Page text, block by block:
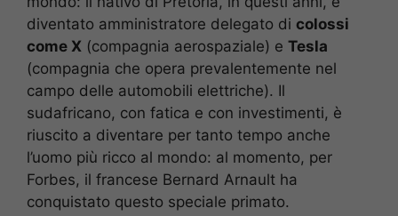
diventato amministratore delegato di colossi
come X (compagnia aerospaziale) e Tesla
(compagnia che opera prevalentemente nel
campo delle automobili elettriche). Il
sudafricano, con fatica e con investimenti, è
riuscito a diventare per tanto tempo anche
l’uomo più ricco al mondo: al momento, per
Forbes, il francese Bernard Arnault ha
conquistato questo speciale primato.